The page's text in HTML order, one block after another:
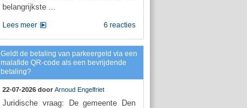
belangrijkste ...
6 reacties
Lees meer
Geldt de betaling van parkeergeld via een
malafide QR-code als een bevrijdende
betaling?
22-07-2026 door Arnoud Engelfriet
Juridische vraag: De gemeente Den